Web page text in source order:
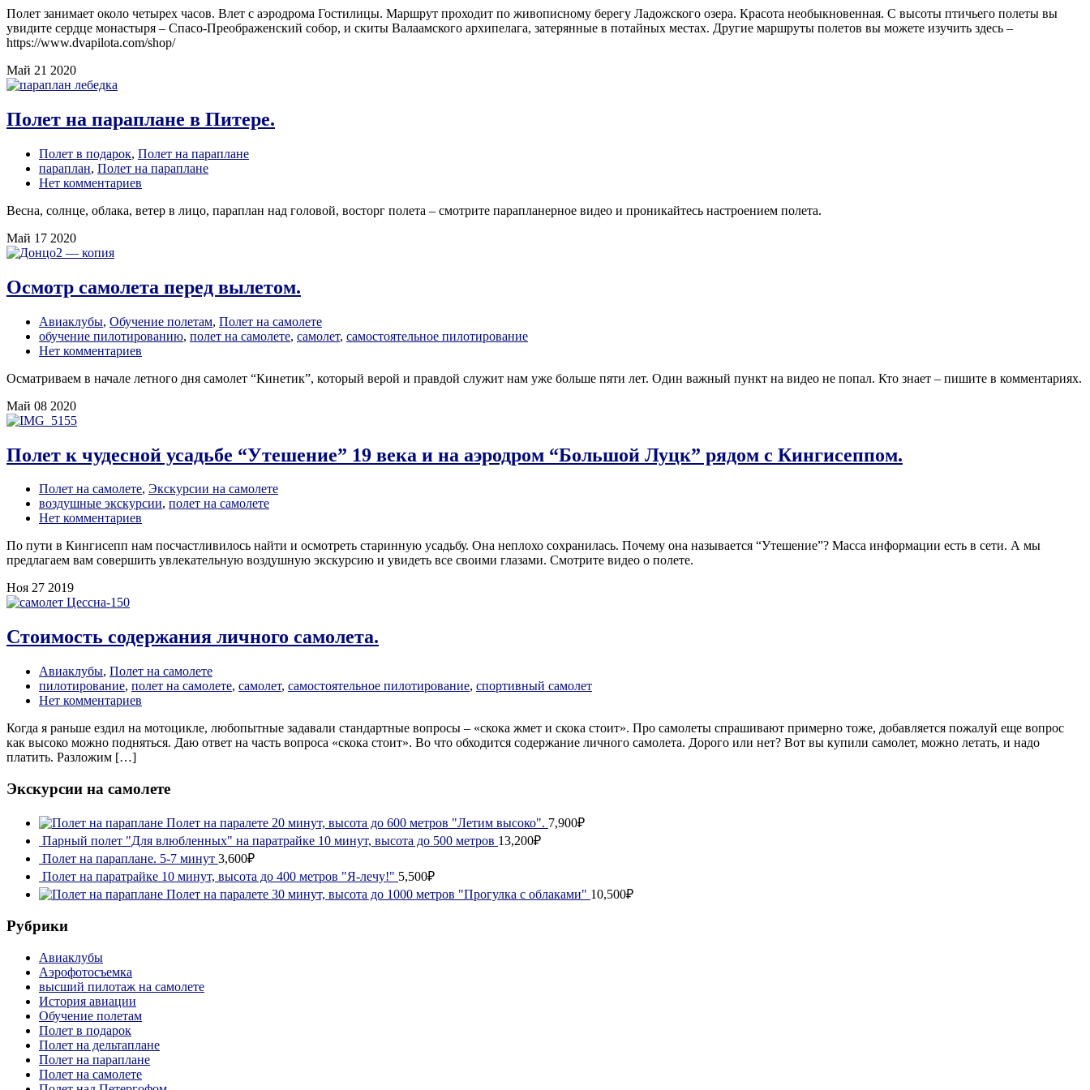
Полет занимает около четырех часов. Влет с аэродрома Гостилицы. Маршрут проходит по живописному берегу Ладожского озера. Красота необыкновенная. С высоты птичьего полеты вы
увидите сердце монастыря – Спасо-Преображенский собор, и скиты Валаамского архипелага, затерянные в потайных местах. Другие маршруты полетов вы можете изучить здесь –
https://www.dvapilota.com/shop/
Май 21 2020
Полет на параплане в Питере.
Полет в подарок, Полет на параплане
параплан, Полет на параплане
Нет комментариев
Весна, солнце, облака, ветер в лицо, параплан над головой, восторг полета – смотрите парапланерное видео и проникайтесь настроением полета.
Май 17 2020
Осмотр самолета перед вылетом.
Авиаклубы, Обучение полетам, Полет на самолете
обучение пилотированию, полет на самолете, самолет, самостоятельное пилотирование
Нет комментариев
Осматриваем в начале летного дня самолет “Кинетик”, который верой и правдой служит нам уже больше пяти лет. Один важный пункт на видео не попал. Кто знает – пишите в комментариях.
Май 08 2020
Полет к чудесной усадьбе “Утешение” 19 века и на аэродром “Большой Луцк” рядом с Кингисеппом.
Полет на самолете, Экскурсии на самолете
воздушные экскурсии, полет на самолете
Нет комментариев
По пути в Кингисепп нам посчастливилось найти и осмотреть старинную усадьбу. Она неплохо сохранилась. Почему она называется “Утешение”? Масса информации есть в сети. А мы
предлагаем вам совершить увлекательную воздушную экскурсию и увидеть все своими глазами. Смотрите видео о полете.
Ноя 27 2019
Стоимость содержания личного самолета.
Авиаклубы, Полет на самолете
пилотирование, полет на самолете, самолет, самостоятельное пилотирование, спортивный самолет
Нет комментариев
Когда я раньше ездил на мотоцикле, любопытные задавали стандартные вопросы – «скока жмет и скока стоит». Про самолеты спрашивают примерно тоже, добавляется пожалуй еще вопрос
как высоко можно подняться. Даю ответ на часть вопроса «скока стоит». Во что обходится содержание личного самолета. Дорого или нет? Вот вы купили самолет, можно летать, и надо
платить. Разложим […]
Экскурсии на самолете
Полет на паралете 20 минут, высота до 600 метров "Летим высоко". 7,900₽
Парный полет "Для влюбленных" на паратрайке 10 минут, высота до 500 метров 13,200₽
Полет на параплане. 5-7 минут 3,600₽
Полет на паратрайке 10 минут, высота до 400 метров "Я-лечу!" 5,500₽
Полет на паралете 30 минут, высота до 1000 метров "Прогулка с облаками" 10,500₽
Рубрики
Авиаклубы
Аэрофотосъемка
высший пилотаж на самолете
История авиации
Обучение полетам
Полет в подарок
Полет на дельтаплане
Полет на параплане
Полет на самолете